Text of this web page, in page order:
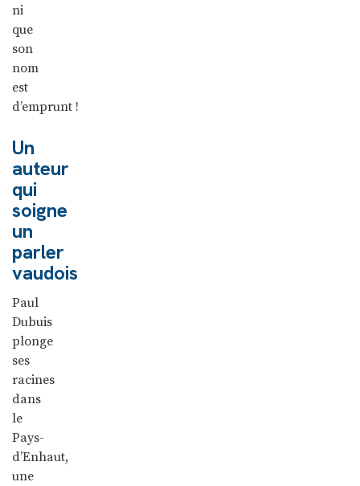
ni
que
son
nom
est
d’emprunt !
Un
auteur
qui
soigne
un
parler
vaudois
Paul
Dubuis
plonge
ses
racines
dans
le
Pays-
d’Enhaut,
une